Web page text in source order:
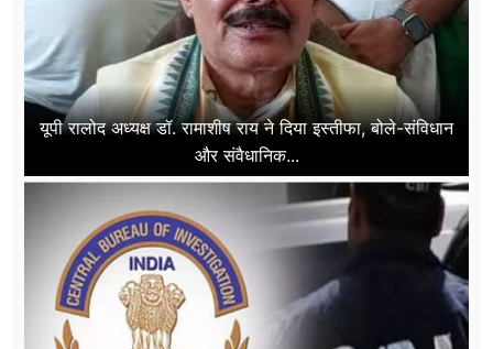
यूपी रालोद अध्यक्ष डॉ. रामाशीष राय ने दिया इस्तीफा, बोले-संविधान
और संवैधानिक...